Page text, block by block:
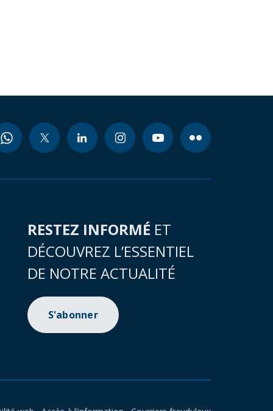
RESTEZ INFORMÉ ET
DÉCOUVREZ L’ESSENTIEL
DE NOTRE ACTUALITÉ
S'abonner